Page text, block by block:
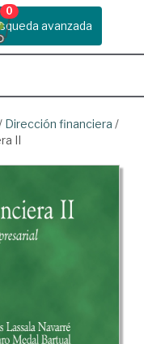
avanzada
0
Dirección financiera /
II